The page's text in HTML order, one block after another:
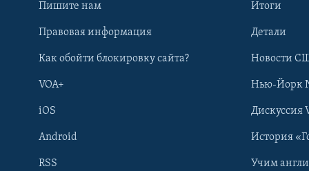
Пишите нам
Правовая информация
Как обойти блокировку сайта?
VOA+
iOS
Android
RSS
Итоги
Детали
Новости
Нью-Йорк
Дискуссия
История
Учим